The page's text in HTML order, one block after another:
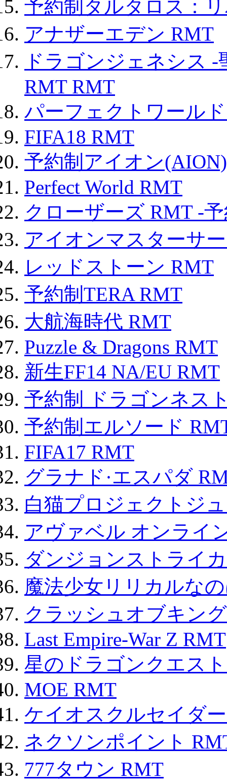
予約制タルタロス：
アナザーエデン RMT
ドラゴンジェネシス
RMT RMT
パーフェクトワール
FIFA18 RMT
予約制アイオン
Perfect World RMT
クローザーズ RMT -
アイオンマスターサ
レッドストーン RMT
予約制TERA RMT
大航海時代 RMT
Puzzle & Dragons RMT
新生FF14 NA/EU RMT
予約制 ドラゴンネス
予約制エルソード
FIFA17 RMT
グラナド·エスパダ
白猫プロジェクトジ
アヴァベル オンライ
ダンジョンストライ
魔法少女リリカルな
クラッシュオブキン
Last Empire-War Z RMT
星のドラゴンクエス
MOE RMT
ケイオスクルセイダ
ネクソンポイント
777タウン RMT